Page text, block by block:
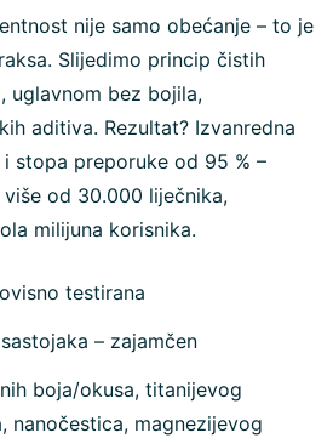
nije samo obećanje – to je
Slijedimo princip čistih
uglavnom bez bojila,
aditiva. Rezultat? Izvanredna
stopa preporuke od 95 % –
od 30.000 liječnika,
milijuna korisnika.
testirana
– zajamčen
boja/okusa, titanijevog
nanočestica, magnezijevog